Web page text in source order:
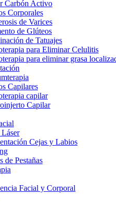
Carbón Activo
Corporales
de Varices
de Glúteos
de Tatuajes
para Eliminar Celulitis
para eliminar grasa
Capilares
capilar
Capilar
Cejas y Labios
de Pestañas
Facial y Corporal